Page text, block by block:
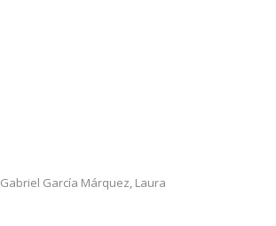
Gabriel García Márquez Laura